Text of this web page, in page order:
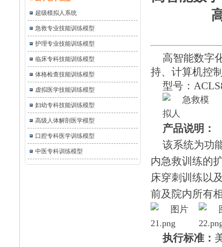
超级模拟人系统
急救专业技能训练模型
护理专业技能训练模型
临床专科技能训练模型
体格检查技能训练模型
虚拟医学技能训练模型
妇幼专科技能训练模型
高级人体解剖医学模型
口腔专科医学训练模型
中医专科训练模型
高智能数字
持、计算机
型号：
产品说明：
该系统为功
内急救训练的
床穿刺训练以
前及院内所有
执行标准：